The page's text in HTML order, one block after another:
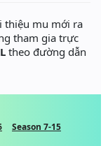
thiệu mu mới ra
tham gia trực
theo đường dẫn
Season 7-15